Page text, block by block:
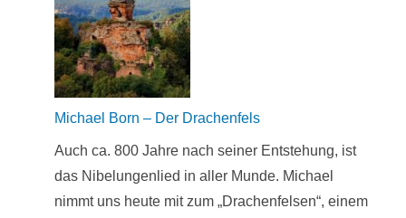
Michael Born – Der Drachenfels
Auch ca. 800 Jahre nach seiner Entstehung, ist
das Nibelungenlied in aller Munde. Michael
nimmt uns heute mit zum „Drachenfelsen“, einem